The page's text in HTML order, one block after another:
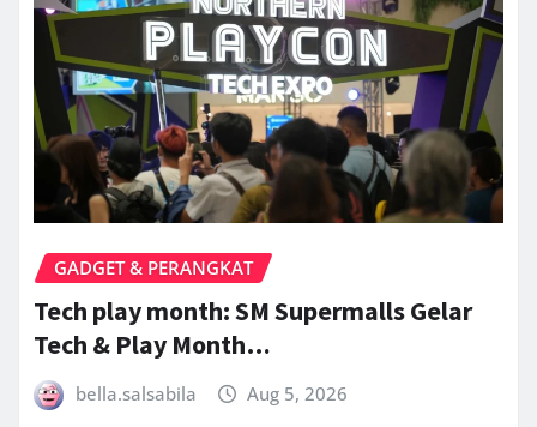
GADGET & PERANGKAT
Tech play month: SM Supermalls Gelar
Tech & Play Month…
bella.salsabila Aug 5, 2026